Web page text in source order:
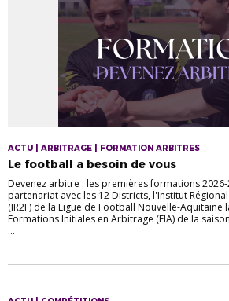
ACTU | ARBITRAGE | FORMATION ARBITRES
Le football a besoin de vous
Devenez arbitre : les premières formations
partenariat avec les 12 Districts, l'Institut
(IR2F) de la Ligue de Football Nouvelle-Aquitaine
Formations Initiales en Arbitrage (FIA) de la
...